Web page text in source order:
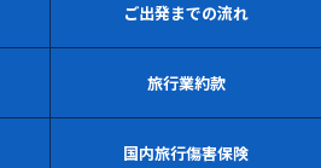
ご出発までの流れ
旅行業約款
国内旅行傷害保険